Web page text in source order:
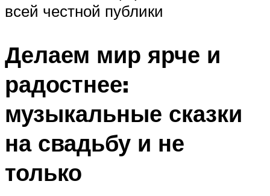
всей честной публики
Делаем мир ярче и
радостнее:
музыкальные сказки
на свадьбу и не
только